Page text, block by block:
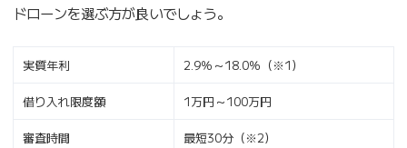
ドローンを選ぶ方が良いでしょう。
実質年利 2.9％～18.0％（※1）
借り入れ限度額 1万円～100万円
審査時間 最短30分（※2）